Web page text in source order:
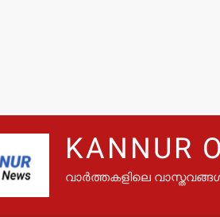
KANNUR
വാർത്തകളിലെ